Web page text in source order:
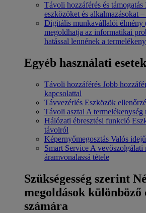
Távoli hozzáférés és támogatás
eszközöket és alkalmazásokat
Digitális munkavállalói
megoldhatja az informatikai
hatással lennének a
Egyéb használati esetek
Távoli hozzáférés Jobb
kapcsolattal
Távvezérlés Eszközök
Távoli asztal A termelékenység
Hálózati ébresztési funkció
távolról
Képernyőmegosztás Valós
Smart Service A vevőszolgálati
áramvonalassá tétele
Szükségesség szerint
megoldások különböző
számára